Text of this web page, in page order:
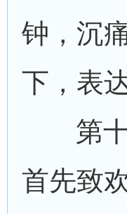
钟，沉
下，表
第
首先致